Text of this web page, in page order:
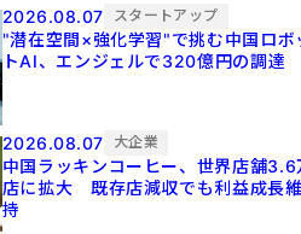
2026.08.07 スタートアップ
"潜在空間×強化学習"で挑む中国ロボ
トAI、エンジェルで320億円の調達
2026.08.07 大企業
中国ラッキンコーヒー、世界店舗3.6
店に拡大 既存店減収でも利益成長
持